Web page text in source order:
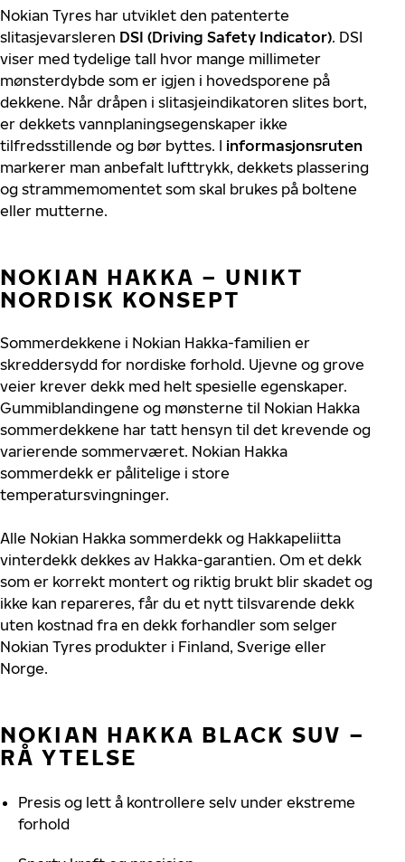
Nokian Tyres har utviklet den patenterte
slitasjevarsleren DSI (Driving Safety Indicator). DSI
viser med tydelige tall hvor mange millimeter
mønsterdybde som er igjen i hovedsporene på
dekkene. Når dråpen i slitasjeindikatoren slites bort,
er dekkets vannplaningsegenskaper ikke
tilfredsstillende og bør byttes. I informasjonsruten
markerer man anbefalt lufttrykk, dekkets plassering
og strammemomentet som skal brukes på boltene
eller mutterne.
NOKIAN HAKKA – UNIKT
NORDISK KONSEPT
Sommerdekkene i Nokian Hakka-familien er
skreddersydd for nordiske forhold. Ujevne og grove
veier krever dekk med helt spesielle egenskaper.
Gummiblandingene og mønsterne til Nokian Hakka
sommerdekkene har tatt hensyn til det krevende og
varierende sommerværet. Nokian Hakka
sommerdekk er pålitelige i store
temperatursvingninger.
Alle Nokian Hakka sommerdekk og Hakkapeliitta
vinterdekk dekkes av Hakka-garantien. Om et dekk
som er korrekt montert og riktig brukt blir skadet og
ikke kan repareres, får du et nytt tilsvarende dekk
uten kostnad fra en dekk forhandler som selger
Nokian Tyres produkter i Finland, Sverige eller
Norge.
NOKIAN HAKKA BLACK SUV –
RÅ YTELSE
Presis og lett å kontrollere selv under ekstreme
forhold